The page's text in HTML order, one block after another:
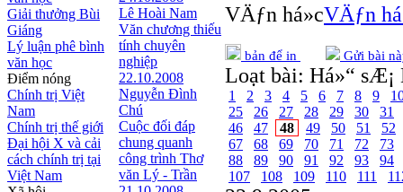
Giải thưởng Bùi
Giáng
Lý luận phê bình
văn học
Điểm nóng
Chính trị Việt
Nam
Chính trị thế giới
Đại hội X và cải
cách chính trị tại
Việt Nam
Lê Hoài Nam
Văn chương thiếu
tính chuyên
nghiệp
22.10.2008
Nguyễn Đình
Chú
Cuộc đối đáp
chung quanh
công trình Thơ
văn Lý - Trần
VÄƒn há»cVÄƒn
bản để in Gửi bài
Loạt bài: Há»“ sÆ¡
1 2 3 4 5 6 7 8 9
25
26 27 28 29 30
31
46
47 48 49 50 51
52
67
68 69 70 71 72
73
88
89 90 91 92 93
94
107
108 109 110 111